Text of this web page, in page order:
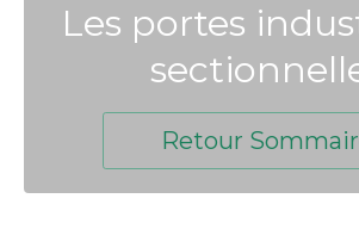
Les portes
Retour